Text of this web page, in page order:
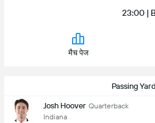
23:00 |
मैच पेज
Passing
Josh Hoover Quarterback
Indiana